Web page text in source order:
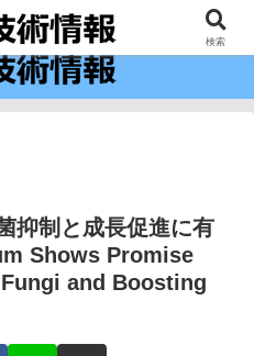
情報インフラ。
抑制と成長促進に有
Shows Promise
and Boosting
検索